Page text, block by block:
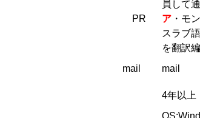
PR
員して
ア ・モ
スラブ
を翻訳
mail
mail
4年以上